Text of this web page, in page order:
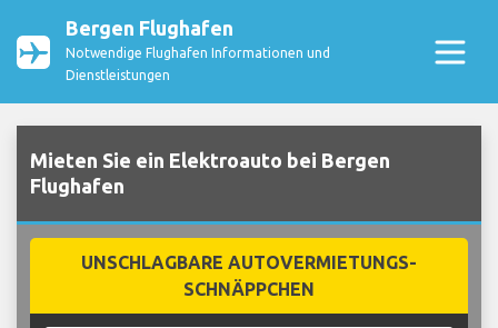
Bergen Flughafen
Notwendige Flughafen Informationen und
Dienstleistungen
Mieten Sie ein Elektroauto bei Bergen
Flughafen
UNSCHLAGBARE AUTOVERMIETUNGS-
SCHNÄPPCHEN